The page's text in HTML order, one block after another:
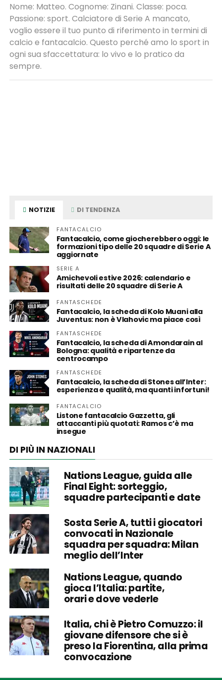
Nome: Matteo. Cognome: Zinani. Classe: poca.
Passione: sport. Calciatore di Serie A mancato,
voglio essere il tuo punto di riferimento in termini di
calcio e fantacalcio. Questo perché amo lo sport in
ogni sua sfaccettatura: lo vivo e lo pratico da
sempre.
NOTIZIE DI TENDENZA
FANTACALCIO
Fantacalcio, come giocherebbero oggi: le
formazioni tipo delle 20 squadre di Serie A
aggiornate
SERIE A
Amichevoli estive 2026: calendario e
risultati delle 20 squadre di Serie A
FANTASCHEDE
Fantacalcio, la scheda di Kolo Muani alla
Juventus: non è Vlahovic ma piace così
FANTASCHEDE
Fantacalcio, la scheda di Amondarain al
Bologna: qualità e ripartenze da
centrocampo
FANTASCHEDE
Fantacalcio, la scheda di Stones all’Inter:
esperienza e qualità, ma quanti infortuni!
FANTACALCIO
Listone fantacalcio Gazzetta, gli
attaccanti più quotati: Ramos c’è ma
insegue
DI PIÙ IN NAZIONALI
Nations League, guida alle
Final Eight: sorteggio,
squadre partecipanti e date
Sosta Serie A, tutti i giocatori
convocati in Nazionale
squadra per squadra: Milan
meglio dell’Inter
Nations League, quando
gioca l’Italia: partite,
orari e dove vederle
Italia, chi è Pietro Comuzzo: il
giovane difensore che si è
preso la Fiorentina, alla prima
convocazione